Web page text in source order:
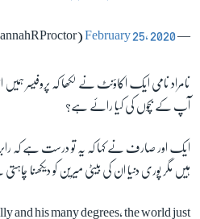
— Hannah Proctor (@HannahRProctor)
February 25, 2020
نامراد نامی ایک اکاؤنٹ نے لکھا کہ
آپ کے بچوں کی کیا رائے ہے؟
ایک اور صارف نے کہا کہ یہ تو درست ہے کہ
ہیں مگر پوری دنیا ان کی بیٹی میرین کو دیکھنا
and his many degrees, the world just